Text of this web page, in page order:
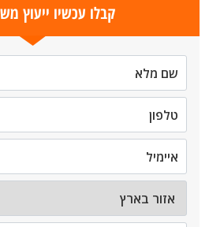
קבלו עכשיו ייעוץ